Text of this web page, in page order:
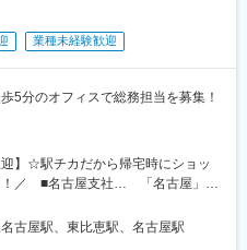
ネス」を通して豊かな未来社会を
族の皆様、さらには地域の皆様の
護福祉事業に取り組んでおりま
業種未経験歓迎
5分のオフィスで総務担当を募集！
迎】☆駅チカだから帰宅時にショッ
！／ ■名古屋支社… 「名古屋」駅
村区名駅4丁目6-23■福岡支社…
岡市博多区博多駅東2丁目2-2 博
古屋駅、東比恵駅、名古屋駅